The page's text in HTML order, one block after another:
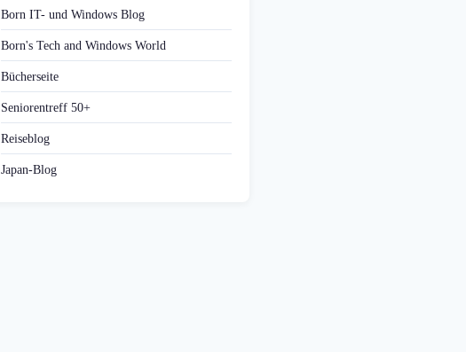
Born IT- und Windows Blog
Born's Tech and Windows World
Bücherseite
Seniorentreff 50+
Reiseblog
Japan-Blog